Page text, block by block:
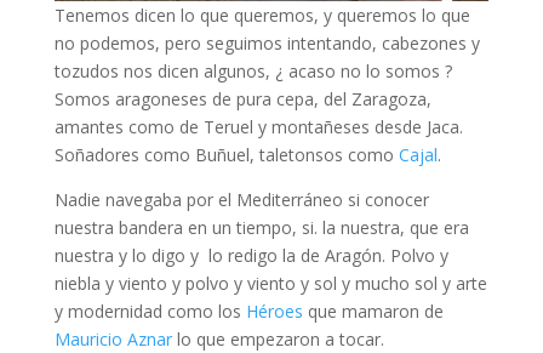
Tenemos dicen lo que queremos, y queremos lo que
no podemos, pero seguimos intentando, cabezones y
tozudos nos dicen algunos, ¿ acaso no lo somos ?
Somos aragoneses de pura cepa, del Zaragoza,
amantes como de Teruel y montañeses desde Jaca.
Soñadores como Buñuel, taletonsos como Cajal.
Nadie navegaba por el Mediterráneo si conocer
nuestra bandera en un tiempo, si. la nuestra, que era
nuestra y lo digo y lo redigo la de Aragón. Polvo y
niebla y viento y polvo y viento y sol y mucho sol y arte
y modernidad como los Héroes que mamaron de
Mauricio Aznarlo que empezaron a tocar.